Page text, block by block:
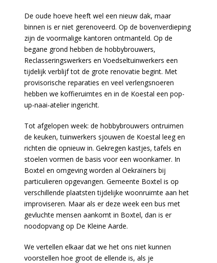
De oude hoeve heeft wel een nieuw dak, maar
binnen is er niet gerenoveerd. Op de bovenverdieping
zijn de voormalige kantoren ontmanteld. Op de
begane grond hebben de hobbybrouwers,
Reclasseringswerkers en Voedseltuinwerkers een
tijdelijk verblijf tot de grote renovatie begint. Met
provisorische reparaties en veel verlengsnoeren
hebben we koffieruimtes en in de Koestal een pop-
up-naai-atelier ingericht.
Tot afgelopen week: de hobbybrouwers ontruimen
de keuken, tuinwerkers sjouwen de Koestal leeg en
richten die opnieuw in. Gekregen kastjes, tafels en
stoelen vormen de basis voor een woonkamer. In
Boxtel en omgeving worden al Oekraïners bij
particulieren opgevangen. Gemeente Boxtel is op
verschillende plaatsten tijdelijke woonruimte aan het
improviseren. Maar als er deze week een bus met
gevluchte mensen aankomt in Boxtel, dan is er
noodopvang op De Kleine Aarde.
We vertellen elkaar dat we het ons niet kunnen
voorstellen hoe groot de ellende is, als je